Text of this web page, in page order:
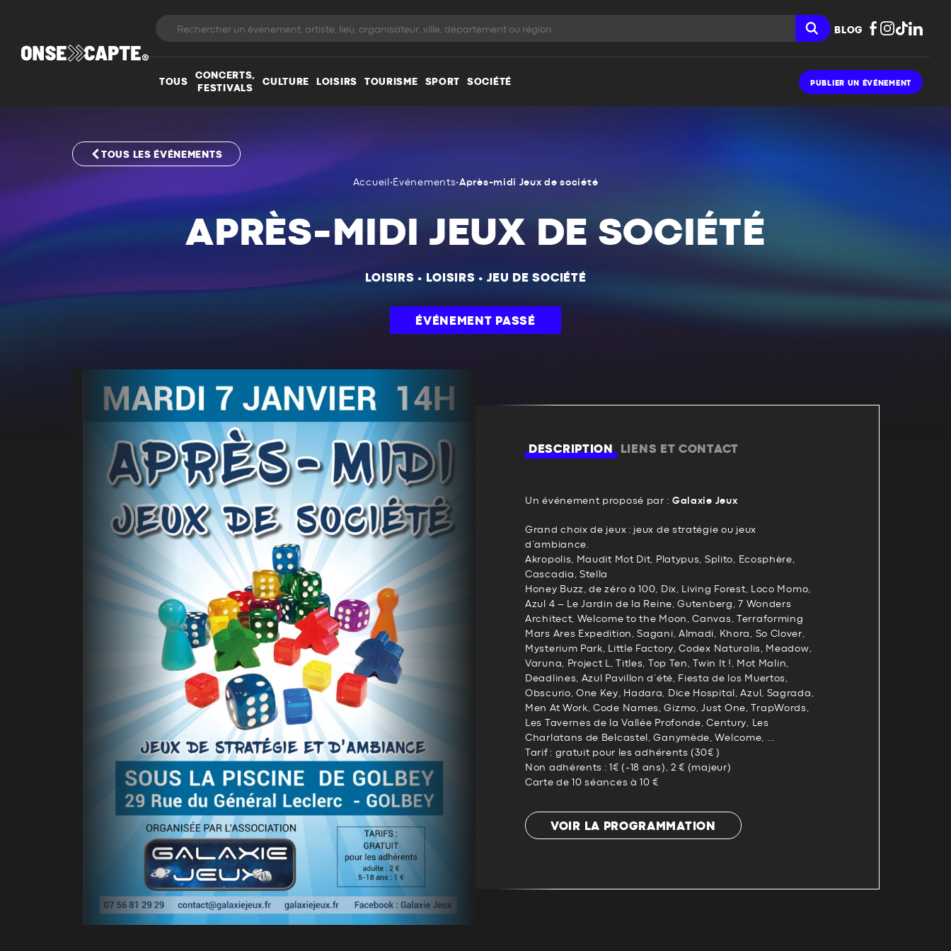
BLOG
TOUS
CONCERTS,
FESTIVALS
CULTURE LOISIRS TOURISME SPORT SOCIÉTÉ PUBLIER UN ÉVÉNEMENT
TOUS LES ÉVÉNEMENTS
Accueil •Événements•Après-midi Jeux de société
APRÈS-MIDI JEUX DE SOCIÉTÉ
LOISIRS • LOISIRS • JEU DE SOCIÉTÉ
ÉVÉNEMENT PASSÉ
DESCRIPTION LIENS ET CONTACT
Un événement proposé par : Galaxie Jeux
Grand choix de jeux : jeux de stratégie ou jeux
d’ambiance.
Akropolis, Maudit Mot Dit, Platypus, Splito, Ecosphère,
Cascadia, Stella
Honey Buzz, de zéro à 100, Dix, Living Forest, Loco Momo,
Azul 4 – Le Jardin de la Reine, Gutenberg, 7 Wonders
Architect, Welcome to the Moon, Canvas, Terraforming
Mars Ares Expedition, Sagani, Almadi, Khora, So Clover,
Mysterium Park, Little Factory, Codex Naturalis, Meadow,
Varuna, Project L, Titles, Top Ten, Twin It !, Mot Malin,
Deadlines, Azul Pavillon d’été, Fiesta de los Muertos,
Obscurio, One Key, Hadara, Dice Hospital, Azul, Sagrada,
Men At Work, Code Names, Gizmo, Just One, TrapWords,
Les Tavernes de la Vallée Profonde, Century, Les
Charlatans de Belcastel, Ganymède, Welcome, …
Tarif : gratuit pour les adhérents (30€ )
Non adhérents : 1€ (-18 ans), 2 € (majeur)
Carte de 10 séances à 10 €
VOIR LA PROGRAMMATION